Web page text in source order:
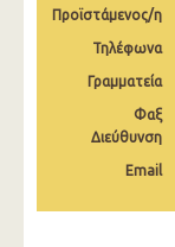
2o
1o
3o
Προϊστάμενος/η
Τηλέφωνα
Γραμματεία
Φαξ
Διεύθυνση
Email